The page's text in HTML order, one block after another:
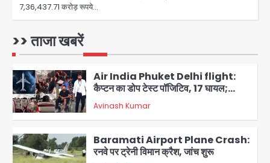
7,36,437.71 करोड़ रूपये…
>> ताजा खबरें
1
Parshvanath Building
2
Air India Phuket Delhi flight:
कैप्टन का डोप टेस्ट पॉजिटिव, 17 घायल;
DGCA जांच जारी
Avinash Kumar
Baramati Airport Plane Crash:
रनवे पर ट्रेनी विमान क्रैश, जांच शुरू